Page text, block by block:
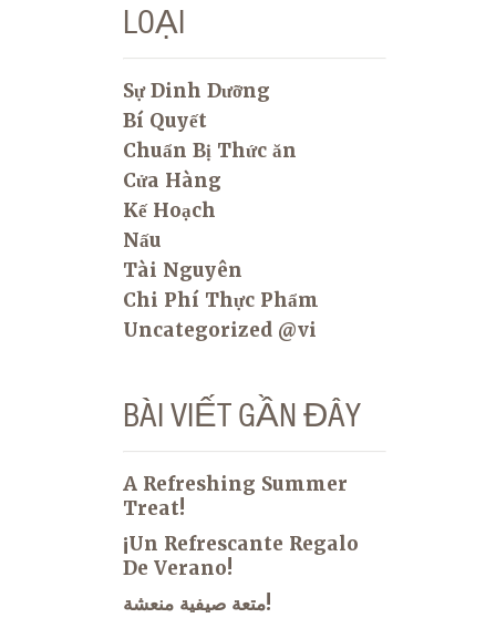
LOẠI
Sự Dinh Dưỡng
Bí Quyết
Chuẩn Bị Thức ăn
Cửa Hàng
Kế Hoạch
Nấu
Tài Nguyên
Chi Phí Thực Phẩm
Uncategorized @vi
BÀI VIẾT GẦN ĐÂY
A Refreshing Summer
Treat!
¡Un Refrescante Regalo
De Verano!
متعة صيفية منعشة!